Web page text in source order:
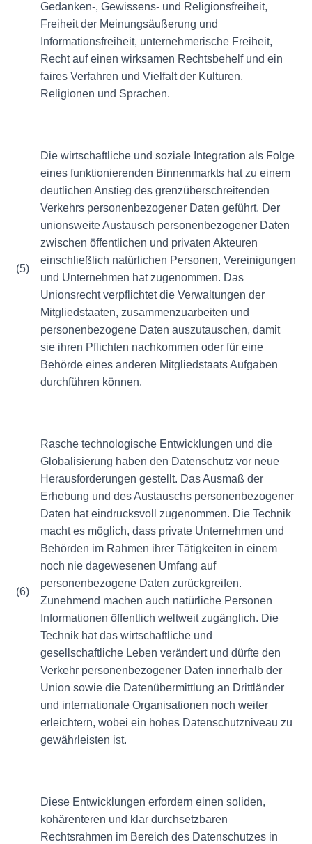
Gedanken-, Gewissens- und Religionsfreiheit,
Freiheit der Meinungsäußerung und
Informationsfreiheit, unternehmerische Freiheit,
Recht auf einen wirksamen Rechtsbehelf und ein
faires Verfahren und Vielfalt der Kulturen,
Religionen und Sprachen.
(5)
Die wirtschaftliche und soziale Integration als Folge
eines funktionierenden Binnenmarkts hat zu einem
deutlichen Anstieg des grenzüberschreitenden
Verkehrs personenbezogener Daten geführt. Der
unionsweite Austausch personenbezogener Daten
zwischen öffentlichen und privaten Akteuren
einschließlich natürlichen Personen, Vereinigungen
und Unternehmen hat zugenommen. Das
Unionsrecht verpflichtet die Verwaltungen der
Mitgliedstaaten, zusammenzuarbeiten und
personenbezogene Daten auszutauschen, damit
sie ihren Pflichten nachkommen oder für eine
Behörde eines anderen Mitgliedstaats Aufgaben
durchführen können.
(6)
Rasche technologische Entwicklungen und die
Globalisierung haben den Datenschutz vor neue
Herausforderungen gestellt. Das Ausmaß der
Erhebung und des Austauschs personenbezogener
Daten hat eindrucksvoll zugenommen. Die Technik
macht es möglich, dass private Unternehmen und
Behörden im Rahmen ihrer Tätigkeiten in einem
noch nie dagewesenen Umfang auf
personenbezogene Daten zurückgreifen.
Zunehmend machen auch natürliche Personen
Informationen öffentlich weltweit zugänglich. Die
Technik hat das wirtschaftliche und
gesellschaftliche Leben verändert und dürfte den
Verkehr personenbezogener Daten innerhalb der
Union sowie die Datenübermittlung an Drittländer
und internationale Organisationen noch weiter
erleichtern, wobei ein hohes Datenschutzniveau zu
gewährleisten ist.
Diese Entwicklungen erfordern einen soliden,
kohärenteren und klar durchsetzbaren
Rechtsrahmen im Bereich des Datenschutzes in